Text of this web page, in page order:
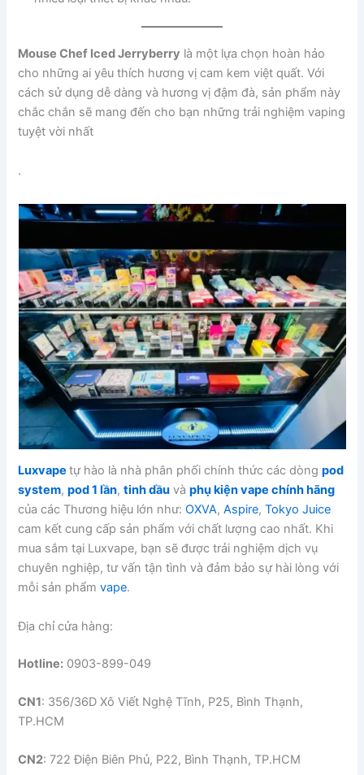
Mouse Chef Iced Jerryberry là một lựa chọn hoàn hảo
cho những ai yêu thích hương vị cam kem việt quất. Với
cách sử dụng dễ dàng và hương vị đậm đà, sản phẩm này
chắc chắn sẽ mang đến cho bạn những trải nghiệm vaping
tuyệt vời nhất
.
Luxvapetự hào là nhà phân phối chính thức các dòngpod
system,pod 1 lần,tinh dầu vàphụ kiện vape chính hãng
của các Thương hiệu lớn như:OXVA,Aspire,Tokyo Juice
cam kết cung cấp sản phẩm với chất lượng cao nhất. Khi
mua sắm tại Luxvape, bạn sẽ được trải nghiệm dịch vụ
chuyên nghiệp, tư vấn tận tình và đảm bảo sự hài lòng với
mỗi sản phẩmvape.
Địa chỉ cửa hàng:
Hotline: 0903-899-049
CN1: 356/36D Xô Viết Nghệ Tĩnh, P25, Bình Thạnh,
TP.HCM
CN2: 722 Điện Biên Phủ, P22, Bình Thạnh, TP.HCM